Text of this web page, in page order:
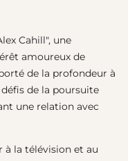
Cahill", une
amoureux de
de la profondeur à
de la poursuite
une relation avec
à la télévision et au